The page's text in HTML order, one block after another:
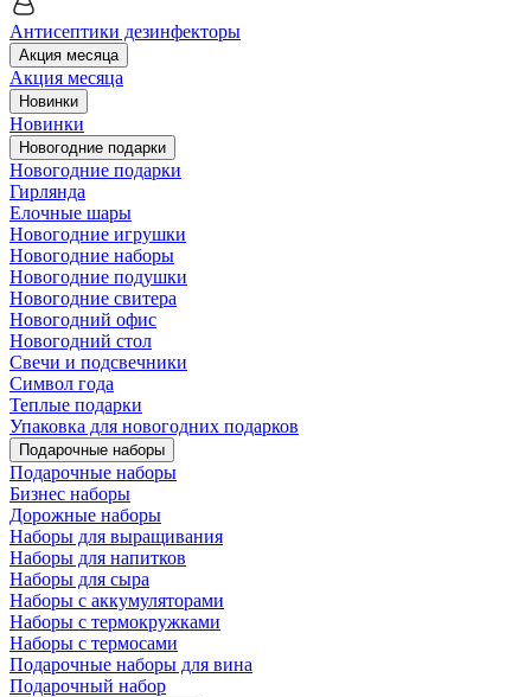
Антисептики дезинфекторы
Акция месяца
Акция месяца
Новинки
Новинки
Новогодние подарки
Новогодние подарки
Гирлянда
Елочные шары
Новогодние игрушки
Новогодние наборы
Новогодние подушки
Новогодние свитера
Новогодний офис
Новогодний стол
Свечи и подсвечники
Символ года
Теплые подарки
Упаковка для новогодних подарков
Подарочные наборы
Подарочные наборы
Бизнес наборы
Дорожные наборы
Наборы для выращивания
Наборы для напитков
Наборы для сыра
Наборы с аккумуляторами
Наборы с термокружками
Наборы с термосами
Подарочные наборы для вина
Подарочный набор